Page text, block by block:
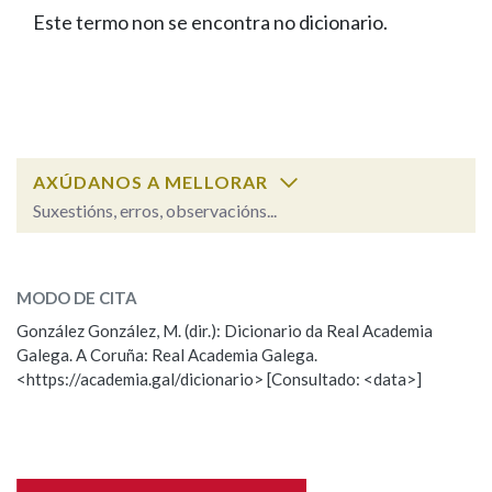
FIGURAS HOMENAXEADAS
PORTAL DAS PALABRAS
Facebook
TwitterYoutubeInstagram
Bluesky
BUSCAR NOS LEMAS
Remata por
BUSCAR NO CONTIDO
Nas definicións
Este termo non se encontra no dicionario.
AXÚDANOS A MELLORAR
Suxestións, erros, observacións...
Observación
Nome
MODO DE CITA
González González, M. (dir.): Dicionario da Real Academia
Galega. A Coruña: Real Academia Galega.
<https://academia.gal/dicionario> [Consultado: <data>]